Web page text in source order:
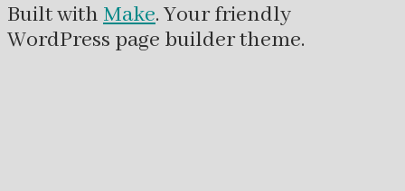
Built with Make. Your friendly
WordPress page builder theme.